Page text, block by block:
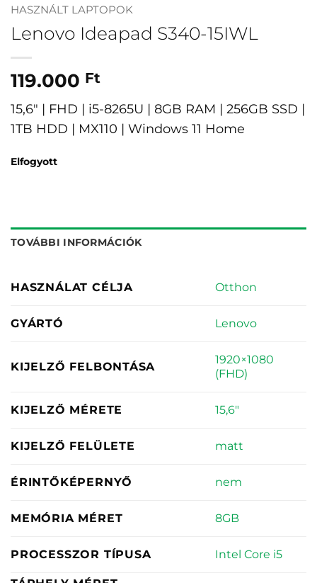
HASZNÁLT LAPTOPOK
Lenovo Ideapad S340-15IWL
119.000 Ft
15,6″ | FHD | i5-8265U | 8GB RAM | 256GB SSD |
1TB HDD | MX110 | Windows 11 Home
Elfogyott
TOVÁBBI INFORMÁCIÓK
HASZNÁLAT CÉLJA Otthon
GYÁRTÓ Lenovo
KIJELZŐ FELBONTÁSA
1920×1080
(FHD)
KIJELZŐ MÉRETE 15,6"
KIJELZŐ FELÜLETE matt
ÉRINTŐKÉPERNYŐ nem
MEMÓRIA MÉRET 8GB
PROCESSZOR TÍPUSA Intel Core i5